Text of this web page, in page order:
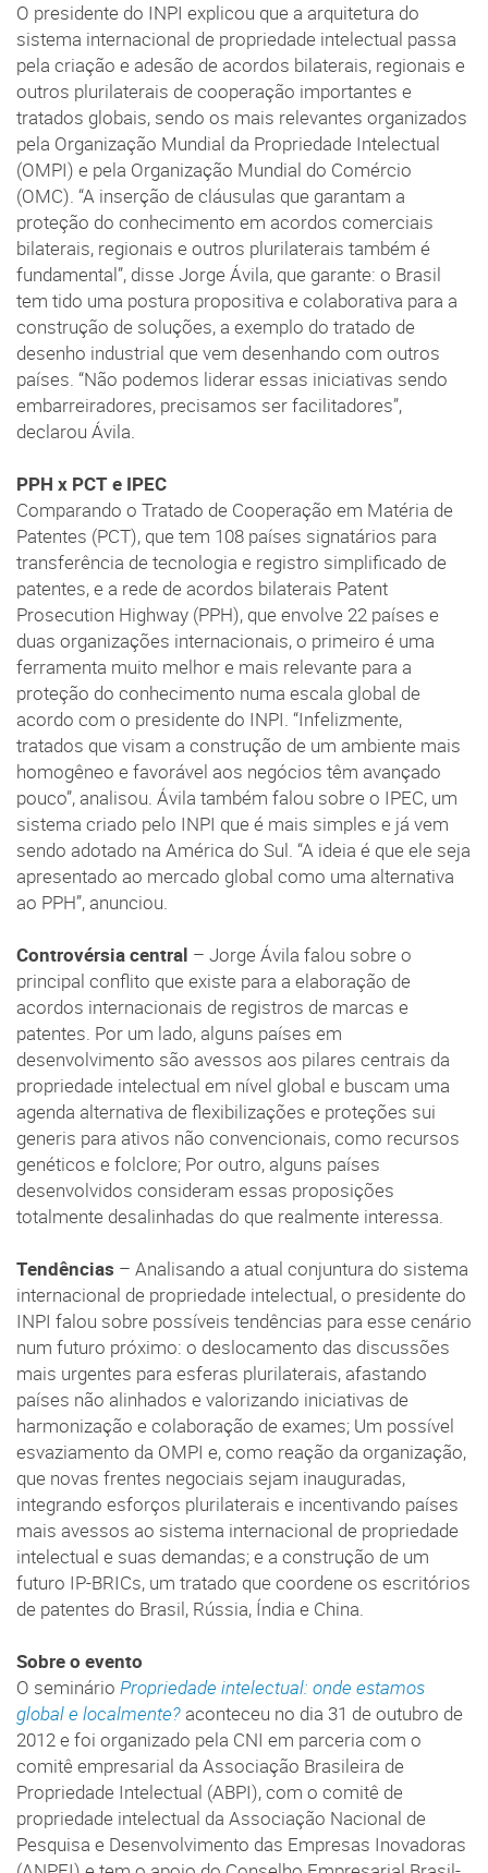
O presidente do INPI explicou que a arquitetura do
sistema internacional de propriedade intelectual passa
pela criação e adesão de acordos bilaterais, regionais e
outros plurilaterais de cooperação importantes e
tratados globais, sendo os mais relevantes organizados
pela Organização Mundial da Propriedade Intelectual
(OMPI) e pela Organização Mundial do Comércio
(OMC). “A inserção de cláusulas que garantam a
proteção do conhecimento em acordos comerciais
bilaterais, regionais e outros plurilaterais também é
fundamental”, disse Jorge Ávila, que garante: o Brasil
tem tido uma postura propositiva e colaborativa para a
construção de soluções, a exemplo do tratado de
desenho industrial que vem desenhando com outros
países. “Não podemos liderar essas iniciativas sendo
embarreiradores, precisamos ser facilitadores”,
declarou Ávila.
PPH x PCT e IPEC
Comparando o Tratado de Cooperação em Matéria de
Patentes (PCT), que tem 108 países signatários para
transferência de tecnologia e registro simplificado de
patentes, e a rede de acordos bilaterais Patent
Prosecution Highway (PPH), que envolve 22 países e
duas organizações internacionais, o primeiro é uma
ferramenta muito melhor e mais relevante para a
proteção do conhecimento numa escala global de
acordo com o presidente do INPI. “Infelizmente,
tratados que visam a construção de um ambiente mais
homogêneo e favorável aos negócios têm avançado
pouco”, analisou. Ávila também falou sobre o IPEC, um
sistema criado pelo INPI que é mais simples e já vem
sendo adotado na América do Sul. “A ideia é que ele seja
apresentado ao mercado global como uma alternativa
ao PPH”, anunciou.
Controvérsia central – Jorge Ávila falou sobre o
principal conflito que existe para a elaboração de
acordos internacionais de registros de marcas e
patentes. Por um lado, alguns países em
desenvolvimento são avessos aos pilares centrais da
propriedade intelectual em nível global e buscam uma
agenda alternativa de flexibilizações e proteções sui
generis para ativos não convencionais, como recursos
genéticos e folclore; Por outro, alguns países
desenvolvidos consideram essas proposições
totalmente desalinhadas do que realmente interessa.
Tendências – Analisando a atual conjuntura do sistema
internacional de propriedade intelectual, o presidente do
INPI falou sobre possíveis tendências para esse cenário
num futuro próximo: o deslocamento das discussões
mais urgentes para esferas plurilaterais, afastando
países não alinhados e valorizando iniciativas de
harmonização e colaboração de exames; Um possível
esvaziamento da OMPI e, como reação da organização,
que novas frentes negociais sejam inauguradas,
integrando esforços plurilaterais e incentivando países
mais avessos ao sistema internacional de propriedade
intelectual e suas demandas; e a construção de um
futuro IP-BRICs, um tratado que coordene os escritórios
de patentes do Brasil, Rússia, Índia e China.
Sobre o evento
O seminário Propriedade intelectual: onde estamos
global e localmente?aconteceu no dia 31 de outubro de
2012 e foi organizado pela CNI em parceria com o
comitê empresarial da Associação Brasileira de
Propriedade Intelectual (ABPI), com o comitê de
propriedade intelectual da Associação Nacional de
Pesquisa e Desenvolvimento das Empresas Inovadoras